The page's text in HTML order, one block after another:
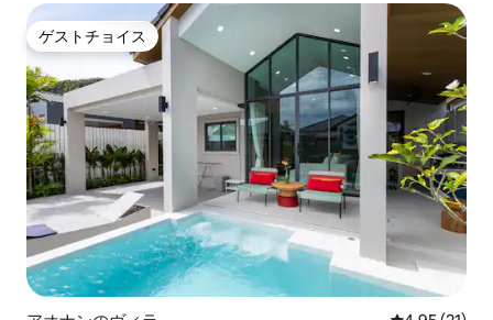
ゲストチョイス
ゲストチョイス